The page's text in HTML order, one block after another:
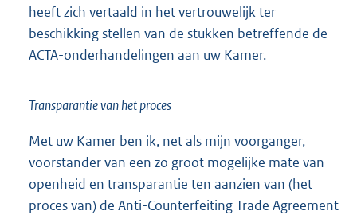
heeft zich vertaald in het vertrouwelijk ter
beschikking stellen van de stukken betreffende de
ACTA-onderhandelingen aan uw Kamer.
Transparantie van het proces
Met uw Kamer ben ik, net als mijn voorganger,
voorstander van een zo groot mogelijke mate van
openheid en transparantie ten aanzien van (het
proces van) de Anti-Counterfeiting Trade Agreement